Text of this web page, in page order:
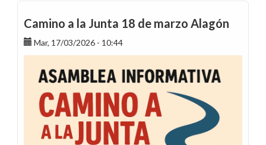
la
Junta
18
de
marzo
Argualas
Camino a la Junta 18 de marzo Alagón
Mar, 17/03/2026 - 10:44